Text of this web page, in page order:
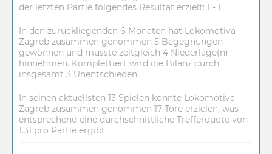
der letzten Partie folgendes Resultat erzielt: 1 - 1
In den zurückliegenden 6 Monaten hat Lokomotiva
Zagreb zusammen genommen 5 Begegnungen
gewonnen und musste zeitgleich 4 Niederlage(n)
hinnehmen. Komplettiert wird die Bilanz durch
insgesamt 3 Unentschieden.
In seinen aktuellsten 13 Spielen konnte Lokomotiva
Zagreb zusammen genommen 17 Tore erzielen, was
entsprechend eine durchschnittliche Trefferquote von
1.31 pro Partie ergibt.